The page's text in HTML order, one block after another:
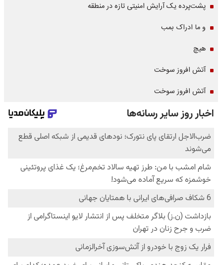
پشت‌پرده یک آرایش امنیتی تازه در منطقه
و ما ادراک بمب
هیچ
آتش افروز سوخت
آتش افروز سوخت